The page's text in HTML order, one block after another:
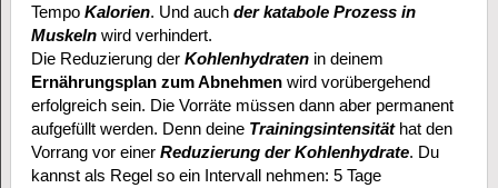
Tempo Kalorien. Und auch der katabole Prozess in
Muskelnwird verhindert.
Die Reduzierung der Kohlenhydratenin deinem
Ernährungsplan zum Abnehmenwird vorübergehend
erfolgreich sein. Die Vorräte müssen dann aber permanent
aufgefüllt werden. Denn deine Trainingsintensitäthat den
Vorrang vor einer Reduzierung der Kohlenhydrate. Du
kannst als Regel so ein Intervall nehmen: 5 Tage